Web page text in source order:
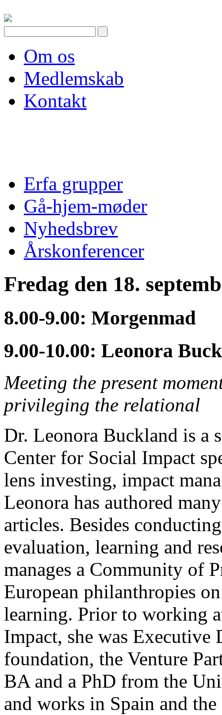
to
content
Om os
Medlemskab
Kontakt
Erfa grupper
Gå-hjem-møder
Nyhedsbrev
Årskonferencer
Fredag den 18.
8.00-9.00: Morgenmad
9.00-10.00: Leonora
Meeting the present
privileging the relational
Dr. Leonora Buckland is a
Center for Social Impact
lens investing, impact
Leonora has authored
articles. Besides
evaluation, learning and
manages a Community of
European philanthropies
learning. Prior to working
Impact, she was
foundation, the Venture
BA and a PhD from the
and works in Spain and